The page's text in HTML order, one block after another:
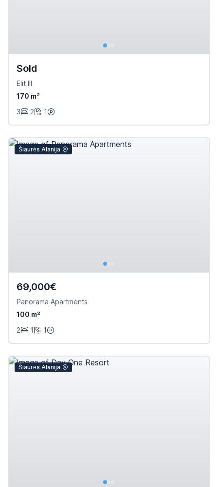
Sold
Elit III
170 m²
3
2 1
Šiaurės Alanija
69,000€
Panorama Apartments
100 m²
2
1 1
Šiaurės Alanija